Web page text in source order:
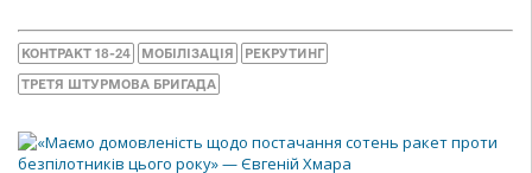
КОНТРАКТ 18-24 МОБІЛІЗАЦІЯ РЕКРУТИНГ
ТРЕТЯ ШТУРМОВА БРИГАДА